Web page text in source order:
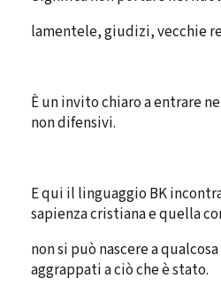
lamentele, giudizi, vecchie
È un invito chiaro a entrare
non difensivi.
E qui il linguaggio BK
sapienza cristiana e quella
non si può nascere a
aggrappati a ciò che è stato.